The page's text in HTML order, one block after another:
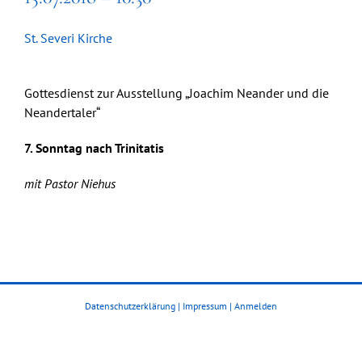
St. Severi Kirche
Gottesdienst zur Ausstellung „Joachim Neander und die
Neandertaler“
7. Sonntag nach Trinitatis
mit Pastor Niehus
Datenschutzerklärung | Impressum | Anmelden